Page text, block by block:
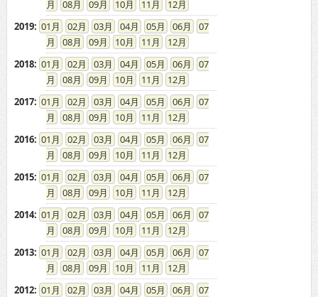
08
09 10 11
12
2019: 01 02 03 04 05 06
07
08
09 10 11
12
2018: 01 02 03 04 05 06
07
08
09 10 11
12
2017: 01 02 03 04 05 06
07
08
09 10 11
12
2016: 01 02 03 04 05 06
07
08
09 10 11
12
2015: 01 02 03 04 05 06
07
08
09 10 11
12
2014: 01 02 03 04 05 06
07
08
09 10 11
12
2013: 01 02 03 04 05 06
07
08
09 10 11
12
2012: 01 02 03 04 05 06
07